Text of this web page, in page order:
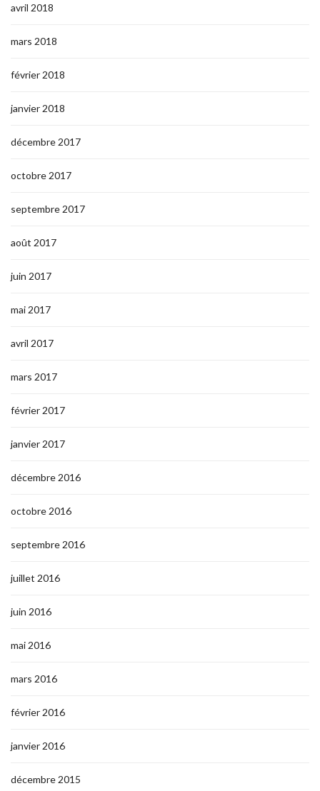
avril 2018
mars 2018
février 2018
janvier 2018
décembre 2017
octobre 2017
septembre 2017
août 2017
juin 2017
mai 2017
avril 2017
mars 2017
février 2017
janvier 2017
décembre 2016
octobre 2016
septembre 2016
juillet 2016
juin 2016
mai 2016
mars 2016
février 2016
janvier 2016
décembre 2015